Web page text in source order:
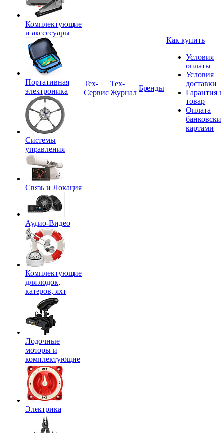
Комплектующие
и аксессуары
Портативная
электроника
Системы
управления
Связь и Локация
Аудио-Видео
Комплектующие
для лодок,
катеров, яхт
Лодочные
моторы и
комплектующие
Электрика
Tex-
Сервис
Тех-
Журнал
Бренды
Как купить
Условия
оплаты
Условия
доставки
Гарантия
товар
Оплата
картами